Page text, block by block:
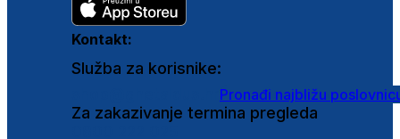
Kontakt:
Služba za korisnike:
Pronađi najbližu
Za zakazivanje termina pregleda